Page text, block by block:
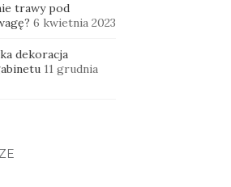
trawy pod
6 kwietnia 2023
dekoracja
11 grudnia